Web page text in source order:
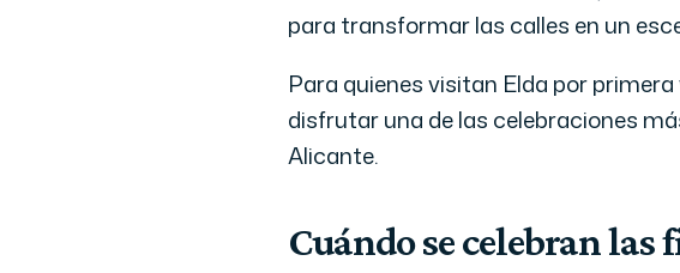
para transformar las calles en un
Para quienes visitan Elda por
disfrutar una de las celebraciones
Alicante.
Cuándo se celebran las